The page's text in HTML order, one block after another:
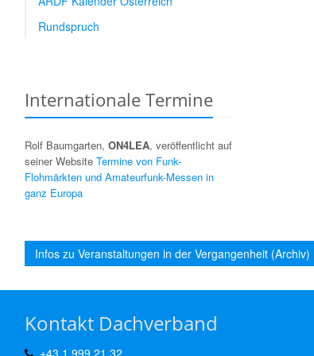
Rundspruch
Internationale Termine
Rolf Baumgarten, ON4LEA, veröffentlicht auf
seiner Website Termine von Funk-
Flohmärkten und Amateurfunk-Messen in
ganz Europa
Infos zu Veranstaltungen in der Vergangenheit (Archiv)
Kontakt Dachverband
+43 1 999 21 32